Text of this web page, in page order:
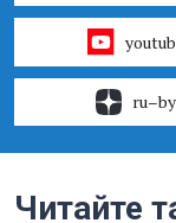
ru–by
Читайте